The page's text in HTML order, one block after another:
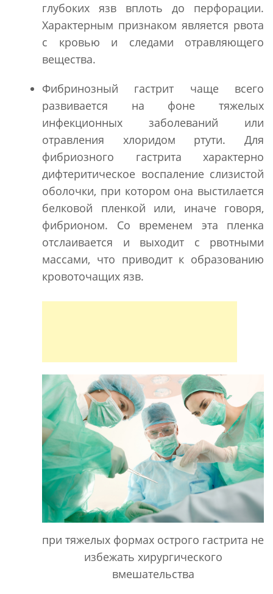
глубоких язв вплоть до перфорации.
Характерным признаком является рвота
с кровью и следами отравляющего
вещества.
Фибринозный гастрит чаще всего
развивается на фоне тяжелых
инфекционных заболеваний или
отравления хлоридом ртути. Для
фибриозного гастрита характерно
дифтеритическое воспаление слизистой
оболочки, при котором она выстилается
белковой пленкой или, иначе говоря,
фибрионом. Со временем эта пленка
отслаивается и выходит с рвотными
массами, что приводит к образованию
кровоточащих язв.
при тяжелых формах острого гастрита не
избежать хирургического
вмешательства